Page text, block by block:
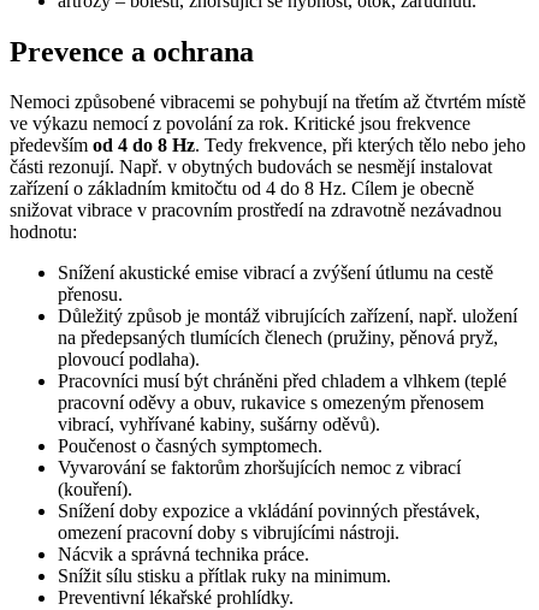
Prevence a ochrana
Nemoci způsobené vibracemi se pohybují na třetím až čtvrtém místě
ve výkazu nemocí z povolání za rok. Kritické jsou frekvence
především od 4 do 8 Hz. Tedy frekvence, při kterých tělo nebo jeho
části rezonují. Např. v obytných budovách se nesmějí instalovat
zařízení o základním kmitočtu od 4 do 8 Hz. Cílem je obecně
snižovat vibrace v pracovním prostředí na zdravotně nezávadnou
hodnotu:
Snížení akustické emise vibrací a zvýšení útlumu na cestě
přenosu.
Důležitý způsob je montáž vibrujících zařízení, např. uložení
na předepsaných tlumících členech (pružiny, pěnová pryž,
plovoucí podlaha).
Pracovníci musí být chráněni před chladem a vlhkem (teplé
pracovní oděvy a obuv, rukavice s omezeným přenosem
vibrací, vyhřívané kabiny, sušárny oděvů).
Poučenost o časných symptomech.
Vyvarování se faktorům zhoršujících nemoc z vibrací
(kouření).
Snížení doby expozice a vkládání povinných přestávek,
omezení pracovní doby s vibrujícími nástroji.
Nácvik a správná technika práce.
Snížit sílu stisku a přítlak ruky na minimum.
Preventivní lékařské prohlídky.